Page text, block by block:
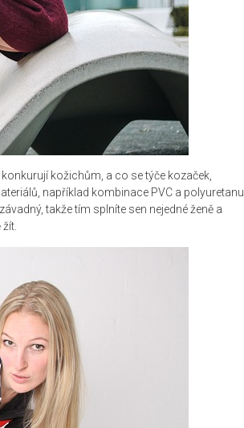
kožichům, a co se týče kozaček,
například kombinace PVC a polyuretanu,
takže tím splníte sen nejedné ženě a